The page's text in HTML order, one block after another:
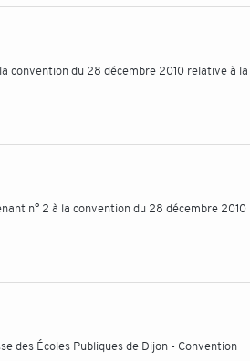
convention du 28 décembre 2010 relative à
n° 2 à la convention du 28 décembre
des Écoles Publiques de Dijon - Convention